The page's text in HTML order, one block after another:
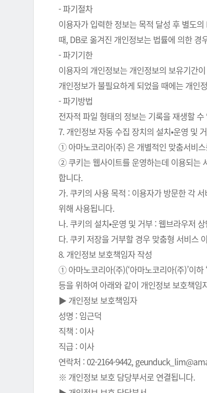
- 파기절차
이용자가 입력한 정보는 목적 달성 후 별도
때, DB로 옮겨진 개인정보는 법률에 의한
- 파기기한
이용자의 개인정보는 개인정보의 보유기간
개인정보가 불필요하게 되었을 때에는 개인
- 파기방법
전자적 파일 형태의 정보는 기록을 재생할
7. 개인정보 자동 수집 장치의 설치•운영 및
① 아마노코리아(주) 은 개별적인 맞춤서비
② 쿠키는 웹사이트를 운영하는데 이용되는
합니다.
가. 쿠키의 사용 목적 : 이용자가 방문한 각
위해 사용됩니다.
나. 쿠키의 설치•운영 및 거부 : 웹브라우저
다. 쿠키 저장을 거부할 경우 맞춤형 서비스
8. 개인정보 보호책임자 작성
① 아마노코리아(주)(‘아마노코리아(주)’이
등을 위하여 아래와 같이 개인정보 보호책임
▶ 개인정보 보호책임자
성명 : 임근덕
직책 : 이사
직급 : 이사
연락처 : 02-2164-9442,
※ 개인정보 보호 담당부서로 연결됩니다.